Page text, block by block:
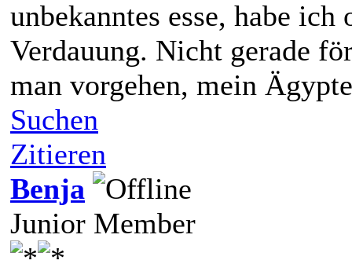
unbekanntes esse, habe
Verdauung. Nicht gerade
man vorgehen, mein
Suchen
Zitieren
Benja
Junior Member